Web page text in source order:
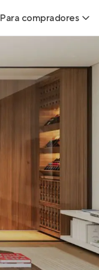
Para compradores
Buscar um imóvel
Calcule seu Poder
Comprar x Alugar
Correção do INCC
Simulador de
Encontre um